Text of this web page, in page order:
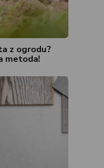
z ogrodu?
metoda!